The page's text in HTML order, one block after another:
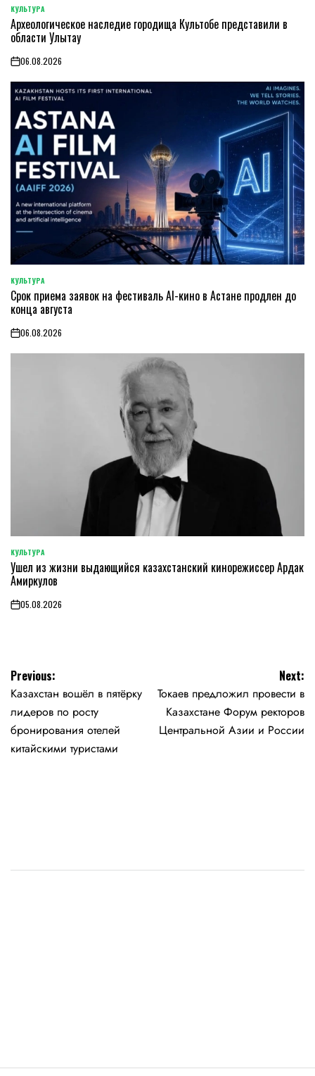
POSTED
IN
КУЛЬТУРА
Археологическое наследие городища Культобе представили в
области Улытау
on06.08.2026
POSTED
IN
КУЛЬТУРА
Срок приема заявок на фестиваль AI-кино в Астане продлен до
конца августа
on06.08.2026
POSTED
IN
КУЛЬТУРА
Ушел из жизни выдающийся казахстанский кинорежиссер Ардак
Амиркулов
on05.08.2026
Навигация
по
записям
Previous:
Казахстан вошёл в пятёрку
лидеров по росту
бронирования отелей
китайскими туристами
Next:
Токаев предложил провести в
Казахстане Форум ректоров
Центральной Азии и России